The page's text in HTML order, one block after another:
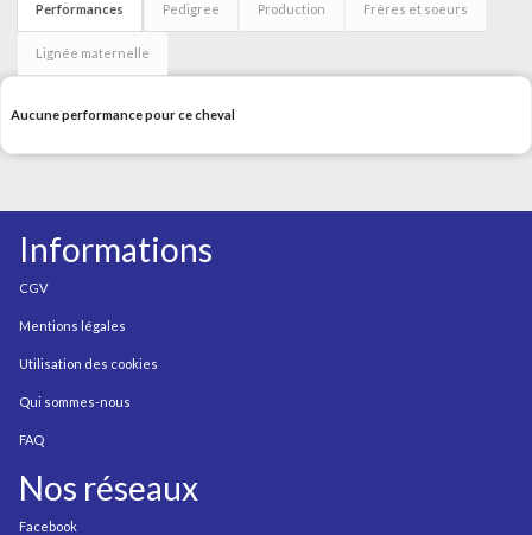
Performances Pedigree Production Frères et soeurs
Lignée maternelle
Aucune performance pour ce cheval
Informations
CGV
Mentions légales
Utilisation des cookies
Qui sommes-nous
FAQ
Nos réseaux
Facebook